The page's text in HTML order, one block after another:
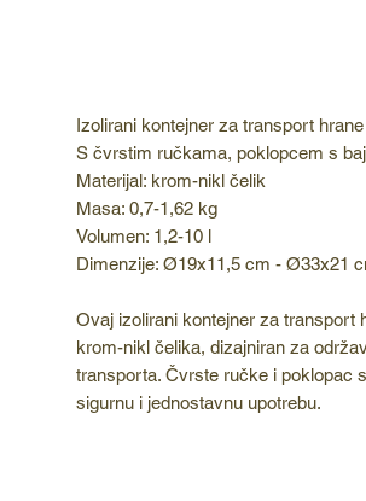
Izolirani kontejner za transport hrane
S čvrstim ručkama, poklopcem s
Materijal: krom-nikl čelik
Masa: 0,7-1,62 kg
Volumen: 1,2-10 l
Dimenzije: Ø19x11,5 cm - Ø33x21
Ovaj izolirani kontejner za transport
krom-nikl čelika, dizajniran za
transporta. Čvrste ručke i poklopac
sigurnu i jednostavnu upotrebu.